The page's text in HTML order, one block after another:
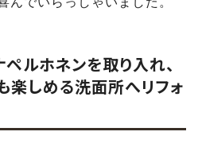
ルホネンを取り入れ、
しめる洗面所へリフォ